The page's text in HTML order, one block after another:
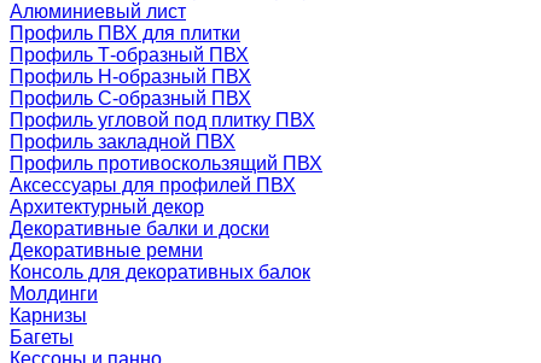
Алюминиевый лист
Профиль ПВХ для плитки
Профиль Т-образный ПВХ
Профиль H-образный ПВХ
Профиль C-образный ПВХ
Профиль угловой под плитку ПВХ
Профиль закладной ПВХ
Профиль противоскользящий ПВХ
Аксессуары для профилей ПВХ
Архитектурный декор
Декоративные балки и доски
Декоративные ремни
Консоль для декоративных балок
Молдинги
Карнизы
Багеты
Кессоны и панно